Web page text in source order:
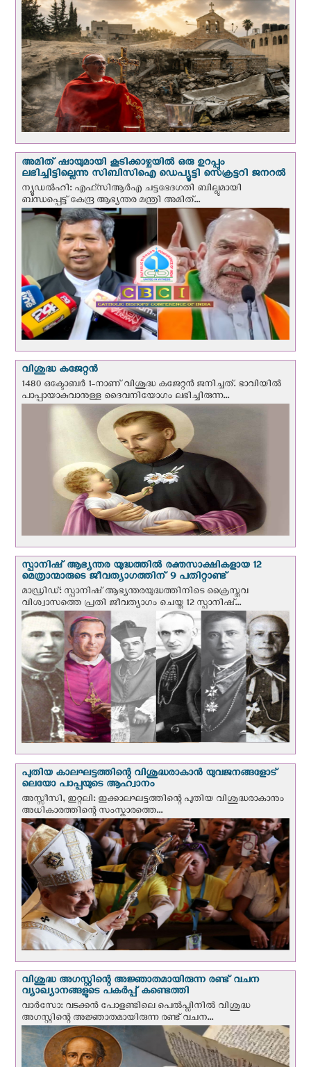
അമിത് ഷായുമായി കൂടിക്കാഴ്ചയില്‍ ഒരു ഉറപ്പും
ലഭിച്ചിട്ടില്ലെന്നു സിബിസിഐ ഡെപ്യൂട്ടി സെക്രട്ടറി ജനറല്‍
ന്യൂഡല്‍ഹി: എഫ്‌സിആര്‍എ ചട്ടഭേദഗതി ബില്ലുമായി
ബന്ധപ്പെട്ട് കേന്ദ്ര ആഭ്യന്തര മന്ത്രി അമിത്...
വിശുദ്ധ കജേറ്റന്‍
1480 ഒക്ടോബര്‍ 1-നാണ് വിശുദ്ധ കജേറ്റന്‍ ജനിച്ചത്. ഭാവിയില്‍
പാപ്പായാകുവാനുള്ള ദൈവനിയോഗം ലഭിച്ചിരുന്ന...
സ്പാനിഷ് ആഭ്യന്തര യുദ്ധത്തില്‍ രക്തസാക്ഷികളായ 12
മെത്രാന്മാരുടെ ജീവത്യാഗത്തിന് 9 പതിറ്റാണ്ട്
മാഡ്രിഡ്: സ്പാനിഷ് ആഭ്യന്തരയുദ്ധത്തിനിടെ ക്രൈസ്തവ
വിശ്വാസത്തെ പ്രതി ജീവത്യാഗം ചെയ്ത 12 സ്പാനിഷ്...
പുതിയ കാലഘട്ടത്തിന്റെ വിശുദ്ധരാകാന്‍ യുവജനങ്ങളോട്
ലെയോ പാപ്പയുടെ ആഹ്വാനം
അസ്സീസി, ഇറ്റലി: ഇക്കാലഘട്ടത്തിന്റെ പുതിയ വിശുദ്ധരാകാനും
അധികാരത്തിന്റെ സംസ്കാരത്തെ...
വിശുദ്ധ അഗസ്റ്റിന്റെ അജ്ഞാതമായിരുന്ന രണ്ട് വചന
വ്യാഖ്യാനങ്ങളുടെ പകര്‍പ്പ് കണ്ടെത്തി
വാര്‍സോ: വടക്കൻ പോളണ്ടിലെ പെൽപ്ലിനില്‍ വിശുദ്ധ
അഗസ്റ്റിന്റെ അജ്ഞാതമായിരുന്ന രണ്ട് വചന...